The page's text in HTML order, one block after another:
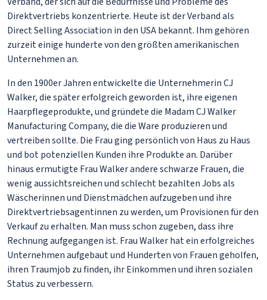
Direktvertriebs konzentrierte. Heute ist der Verband als
Direct Selling Association in den USA bekannt. Ihm gehören
zurzeit einige hunderte von den größten amerikanischen
Unternehmen an.
In den 1900er Jahren entwickelte die Unternehmerin CJ
Walker, die später erfolgreich geworden ist, ihre eigenen
Haarpflegeprodukte, und gründete die Madam CJ Walker
Manufacturing Company, die die Ware produzieren und
vertreiben sollte. Die Frau ging persönlich von Haus zu Haus
und bot potenziellen Kunden ihre Produkte an. Darüber
hinaus ermutigte Frau Walker andere schwarze Frauen, die
wenig aussichtsreichen und schlecht bezahlten Jobs als
Wäscherinnen und Dienstmädchen aufzugeben und ihre
Direktvertriebsagentinnen zu werden, um Provisionen für den
Verkauf zu erhalten. Man muss schon zugeben, dass ihre
Rechnung aufgegangen ist. Frau Walker hat ein erfolgreiches
Unternehmen aufgebaut und Hunderten von Frauen geholfen,
ihren Traumjob zu finden, ihr Einkommen und ihren sozialen
Status zu verbessern.